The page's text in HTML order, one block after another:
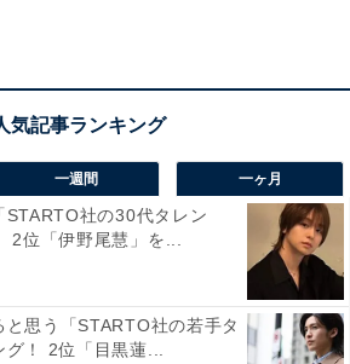
一週間 一ヶ月
STARTO社の30代タレン
2位「伊野尾慧」を...
思う「STARTO社の若手タ
！ 2位「目黒蓮...